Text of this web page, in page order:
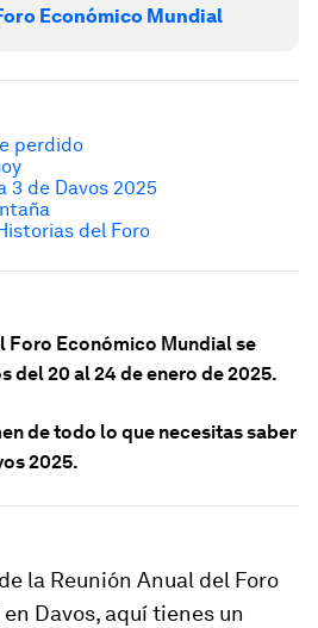
Económico Mundial
Foro Económico Mundial se
del 20 al 24 de enero de 2025.
de todo lo que necesitas saber
2025.
la Reunión Anual del Foro
Davos, aquí tienes un
perdido
3 de Davos 2025
del Foro